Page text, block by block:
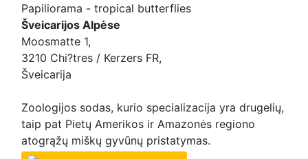
Papiliorama - tropical butterflies
Šveicarijos Alpėse
Moosmatte 1,
3210 Chi?tres / Kerzers FR,
Šveicarija
Zoologijos sodas, kurio specializacija yra drugelių,
taip pat Pietų Amerikos ir Amazonės regiono
atogrąžų miškų gyvūnų pristatymas.